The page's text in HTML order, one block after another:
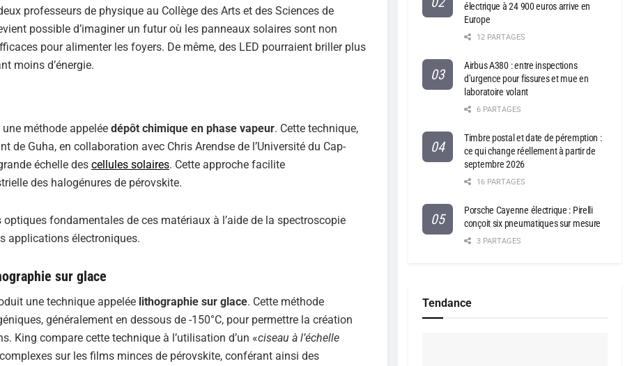
professeurs de physique au Collège des Arts et des Sciences de
possible d’imaginer un futur où les panneaux solaires sont non
pour alimenter les foyers. De même, des LED pourraient briller plus
moins d’énergie.
méthode appelée dépôt chimique en phase vapeur. Cette technique,
de Guha, en collaboration avec Chris Arendse de l’Université du Cap-
échelle des cellules solaires. Cette approche facilite
des halogénures de pérovskite.
fondamentales de ces matériaux à l’aide de la spectroscopie
applications électroniques.
sur glace
une technique appelée lithographie sur glace. Cette méthode
généralement en dessous de -150°C, pour permettre la création
King compare cette technique à l’utilisation d’un «ciseau à l’échelle
sur les films minces de pérovskite, conférant ainsi des
électrique à 24 900 euros arrive en
Europe
12 PARTAGES
Airbus A380 : entre inspections
d’urgence pour fissures et mue en
laboratoire volant
6 PARTAGES
Timbre postal et date de péremption :
ce qui change réellement à partir de
septembre 2026
16 PARTAGES
Porsche Cayenne électrique : Pirelli
conçoit six pneumatiques sur mesure
3 PARTAGES
Tendance